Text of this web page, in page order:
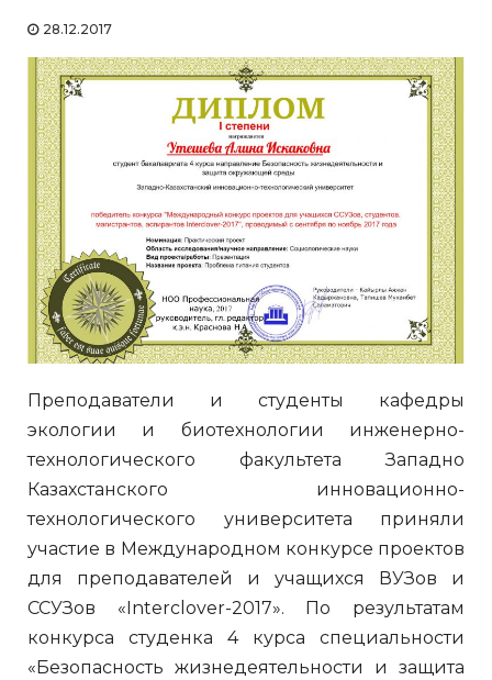
28.12.2017
Преподаватели и студенты кафедры
экологии и биотехнологии инженерно-
технологического факультета Западно
Казахстанского инновационно-
технологического университета приняли
участие в Международном конкурсе проектов
для преподавателей и учащихся ВУЗов и
ССУЗов «Interclover-2017». По результатам
конкурса студенка 4 курса специальности
«Безопасность жизнедеятельности и защита